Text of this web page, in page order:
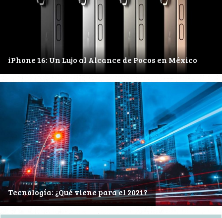
iPhone 16: Un Lujo al Alcance de Pocos en México
Tecnología: ¿Qué viene para el 2021?